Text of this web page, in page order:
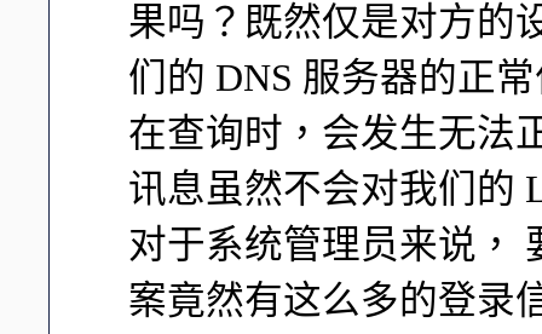
果吗？既然仅是对方的
们的 DNS 服务器的正
在查询时，会发生无法
讯息虽然不会对我们的
对于系统管理员来说，
案竟然有这么多的登录